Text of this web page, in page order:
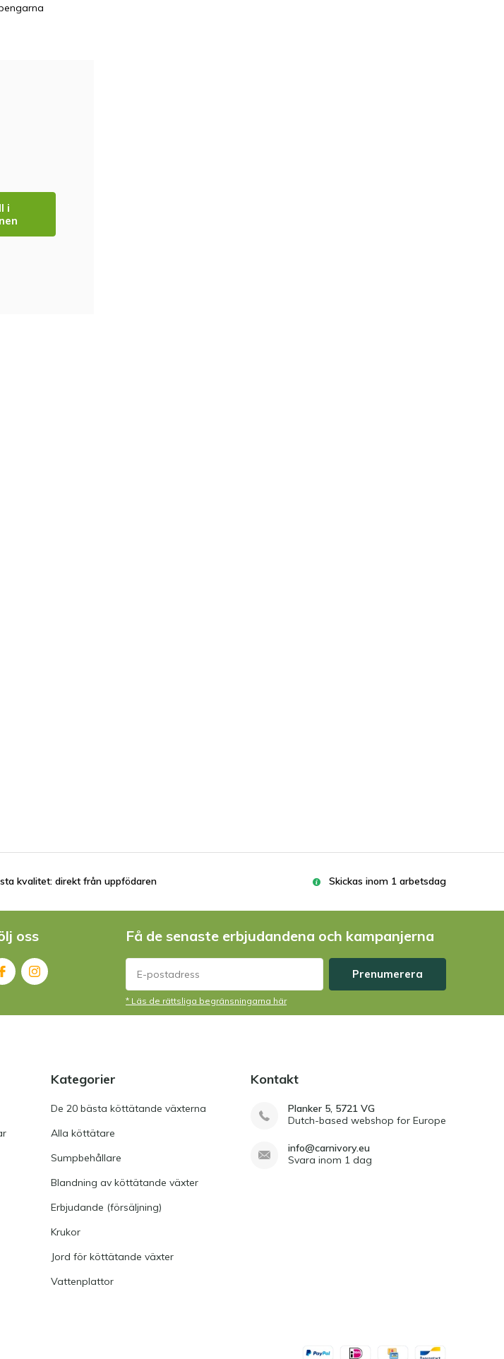
i
kvalitet: direkt från uppfödaren Skickas inom 1 arbetsdag
oss Få de senaste erbjudandena och kampanjerna
Prenumerera
* Läs de rättsliga begränsningarna här
Kategorier
De 20 bästa köttätande växterna
Alla köttätare
Sumpbehållare
Blandning av köttätande växter
Erbjudande (försäljning)
Krukor
Jord för köttätande växter
Vattenplattor
Kontakt
Planker 5, 5721 VG
Dutch-based webshop for Europe
info@carnivory.eu
Svara inom 1 dag